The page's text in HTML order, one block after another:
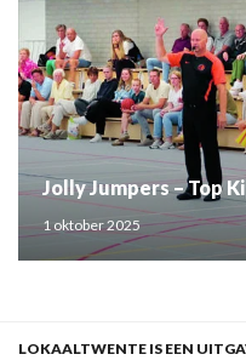
Jolly Jumpers – Top
1 oktober 2025
LOKAALTWENTE IS EEN